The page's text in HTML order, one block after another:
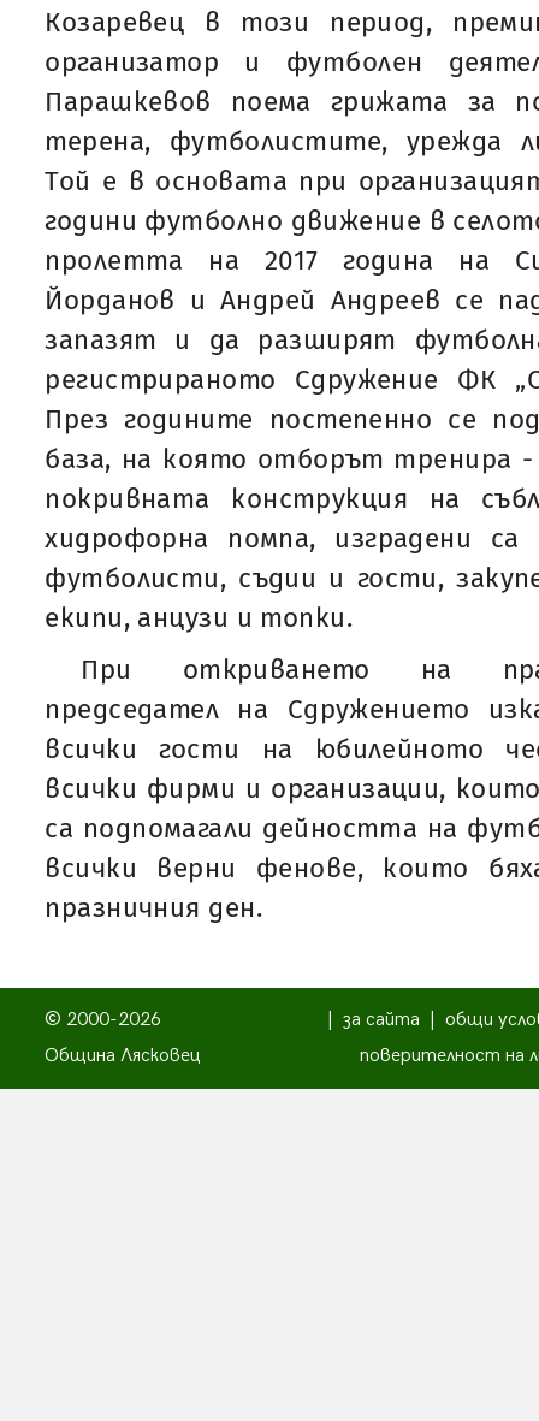
Козаревец в този период,
организатор и футболен
Парашкевов поема грижата за
терена, футболистите, урежда
Той е в основата при
години футболно движение в
пролетта на 2017 година на
Йорданов и Андрей Андреев се
запазят и да разширят
регистрираното Сдружение ФК
През годините постепенно се
база, на която отборът тренира
покривната конструкция на
хидрофорна помпа, изградени са
футболисти, съдии и гости,
екипи, анцузи и топки.
При откриването на
председател на Сдружението
всички гости на юбилейното
всички фирми и организации,
са подпомагали дейността на
всички верни фенове, които
празничния ден.
© 2000-2026
Община Лясковец
за сайта
общи
поверителност на